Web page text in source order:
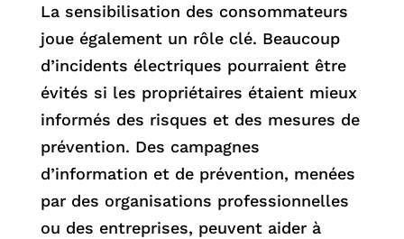
La sensibilisation des consommateurs
joue également un rôle clé. Beaucoup
d’incidents électriques pourraient être
évités si les propriétaires étaient mieux
informés des risques et des mesures de
prévention. Des campagnes
d’information et de prévention, menées
par des organisations professionnelles
ou des entreprises, peuvent aider à